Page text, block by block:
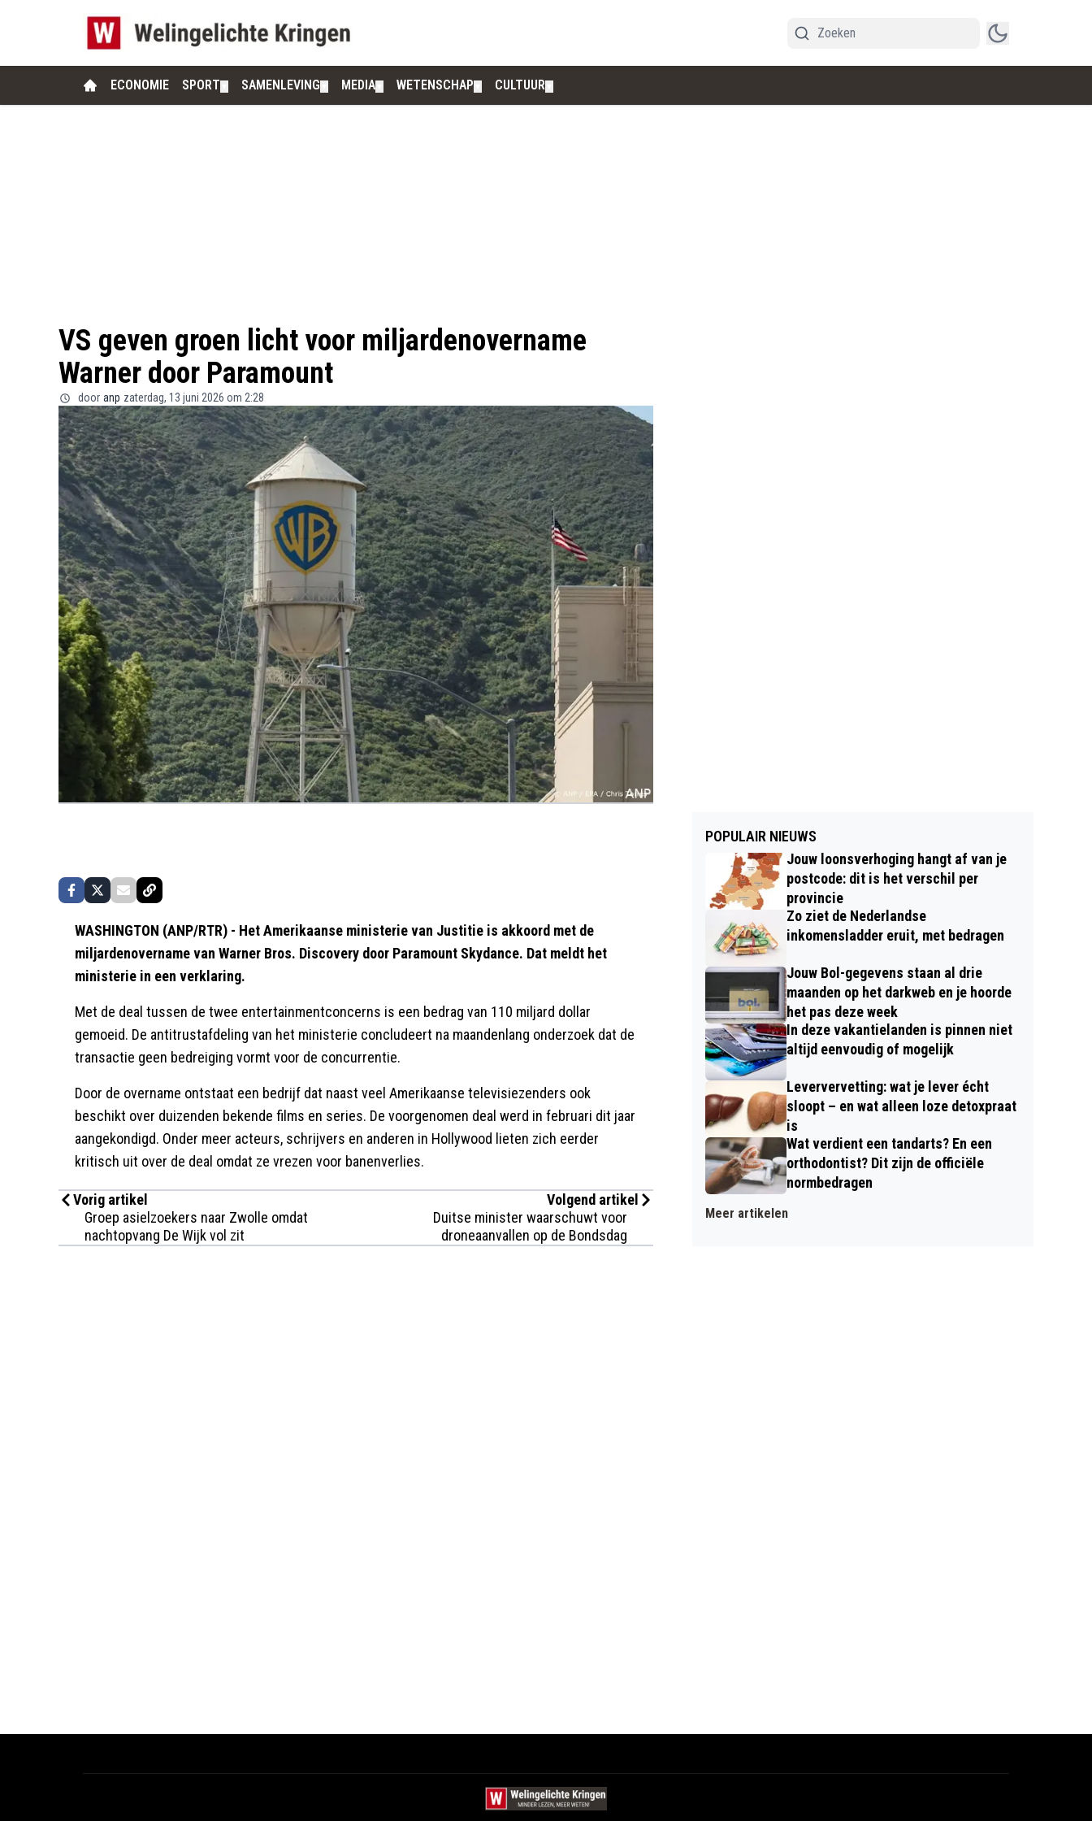
ECONOMIE SPORT SAMENLEVING MEDIA WETENSCHAP CULTUUR
VS geven groen licht voor miljardenovername
Warner door Paramount
door anp zaterdag, 13 juni 2026 om 2:28
WASHINGTON (ANP/RTR) - Het Amerikaanse ministerie van Justitie is akkoord met de
miljardenovername van Warner Bros. Discovery door Paramount Skydance. Dat meldt het
ministerie in een verklaring.
Met de deal tussen de twee entertainmentconcerns is een bedrag van 110 miljard dollar
gemoeid. De antitrustafdeling van het ministerie concludeert na maandenlang onderzoek dat de
transactie geen bedreiging vormt voor de concurrentie.
Door de overname ontstaat een bedrijf dat naast veel Amerikaanse televisiezenders ook
beschikt over duizenden bekende films en series. De voorgenomen deal werd in februari dit jaar
aangekondigd. Onder meer acteurs, schrijvers en anderen in Hollywood lieten zich eerder
kritisch uit over de deal omdat ze vrezen voor banenverlies.
Vorig artikel
Groep asielzoekers naar Zwolle omdat
nachtopvang De Wijk vol zit
Volgend artikel
Duitse minister waarschuwt voor
droneaanvallen op de Bondsdag
POPULAIR NIEUWS
Jouw loonsverhoging hangt af van je
postcode: dit is het verschil per
provincie
Zo ziet de Nederlandse
inkomensladder eruit, met bedragen
Jouw Bol-gegevens staan al drie
maanden op het darkweb en je hoorde
het pas deze week
In deze vakantielanden is pinnen niet
altijd eenvoudig of mogelijk
Leververvetting: wat je lever écht
sloopt – en wat alleen loze detoxpraat
is
Wat verdient een tandarts? En een
orthodontist? Dit zijn de officiële
normbedragen
Meer artikelen